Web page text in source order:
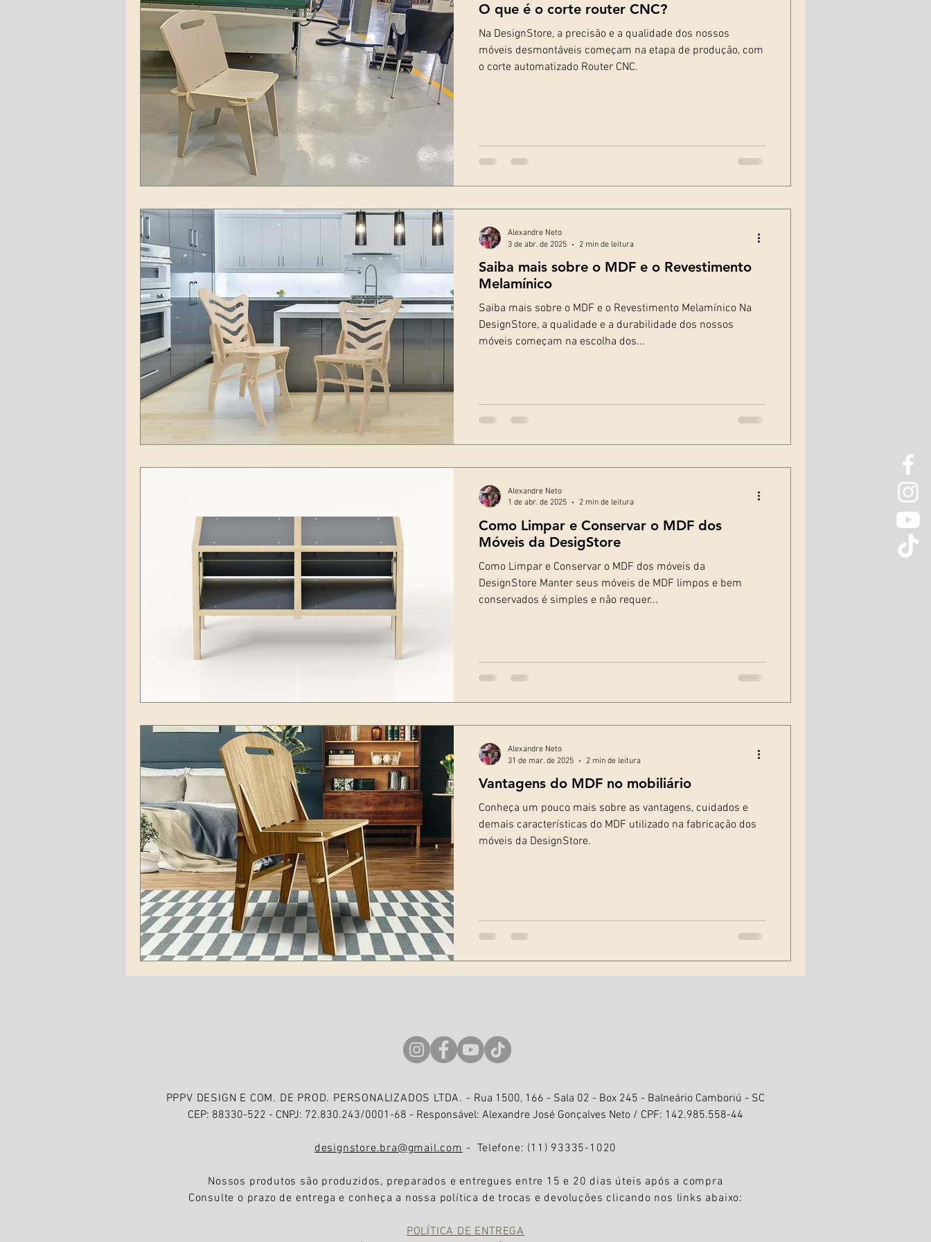
O que é o corte router CNC?
Na DesignStore, a precisão e a qualidade dos nossos
móveis desmontáveis começam na etapa de produção, com
o corte automatizado Router CNC.
Saiba mais sobre o MDF e o Revestimento
Melamínico
Saiba mais sobre o MDF e o Revestimento Melamínico Na
DesignStore, a qualidade e a durabilidade dos nossos
móveis começam na escolha dos...
Alexandre Neto
3 de abr. de 2025
2 min de leitura
Como Limpar e Conservar o MDF dos
Móveis da DesigStore
Como Limpar e Conservar o MDF dos móveis da
DesignStore Manter seus móveis de MDF limpos e bem
conservados é simples e não requer...
Alexandre Neto
1 de abr. de 2025
2 min de leitura
Vantagens do MDF no mobiliário
Conheça um pouco mais sobre as vantagens, cuidados e
demais características do MDF utilizado na fabricação dos
móveis da DesignStore.
Alexandre Neto
31 de mar. de 2025
2 min de leitura
PPPV DESIGN E COM. DE PROD. PERSONALIZADOS LTDA. - Rua 1500, 166 - Sala 02 - Box 245 - Balneário Camboriú - SC
CEP: 88330-522 - CNPJ: 72.830.243/0001-68 - Responsável: Alexandre José Gonçalves Neto / CPF: 142.985.558-44
designstore.bra@gmail.com - Telefone: (11) 93335-1020
Nossos produtos são produzidos, preparados e entregues entre 15 e 20 dias úteis após a compra
Consulte o prazo de entrega e conheça a nossa política de trocas e devoluções clicando nos links abaixo:
POLÍTICA DE ENTREGA